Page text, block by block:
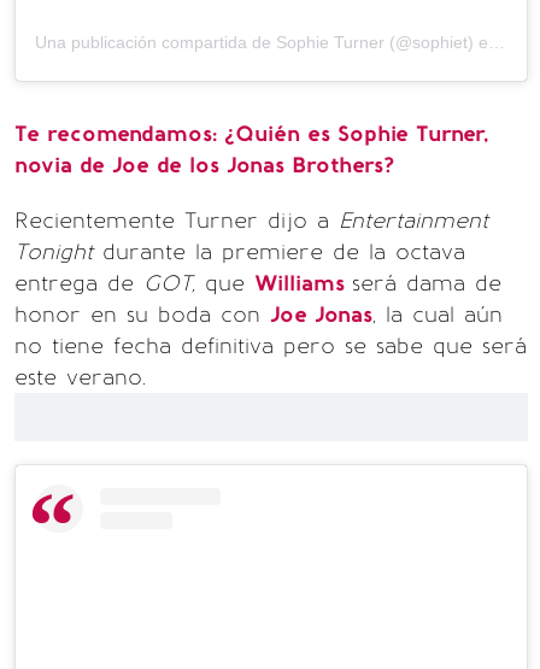
Una publicación compartida de Sophie Turner (@sophiet) el
Te recomendamos: ¿Quién es Sophie Turner,
novia de Joe de los Jonas Brothers?
Recientemente Turner dijo a Entertainment
Tonightdurante la premiere de la octava
entrega de GOT, que Williams será dama de
honor en su boda con Joe Jonas, la cual aún
no tiene fecha definitiva pero se sabe que será
este verano.